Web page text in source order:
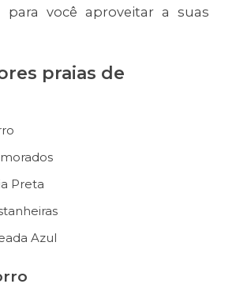
para você aproveitar a suas
praias de
Preta
Azul